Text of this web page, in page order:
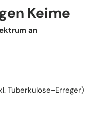
Keime
an
Tuberkulose-Erreger)